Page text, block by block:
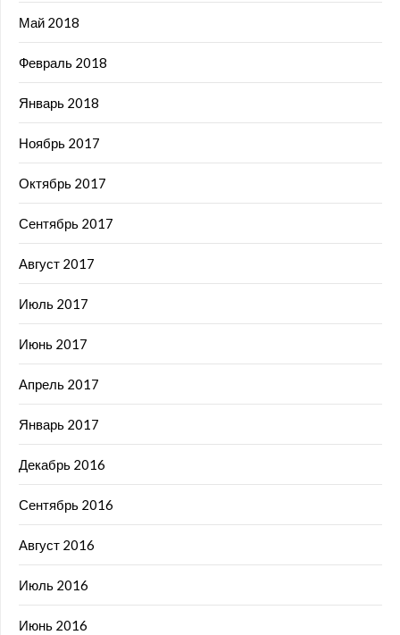
Май 2018
Февраль 2018
Январь 2018
Ноябрь 2017
Октябрь 2017
Сентябрь 2017
Август 2017
Июль 2017
Июнь 2017
Апрель 2017
Январь 2017
Декабрь 2016
Сентябрь 2016
Август 2016
Июль 2016
Июнь 2016